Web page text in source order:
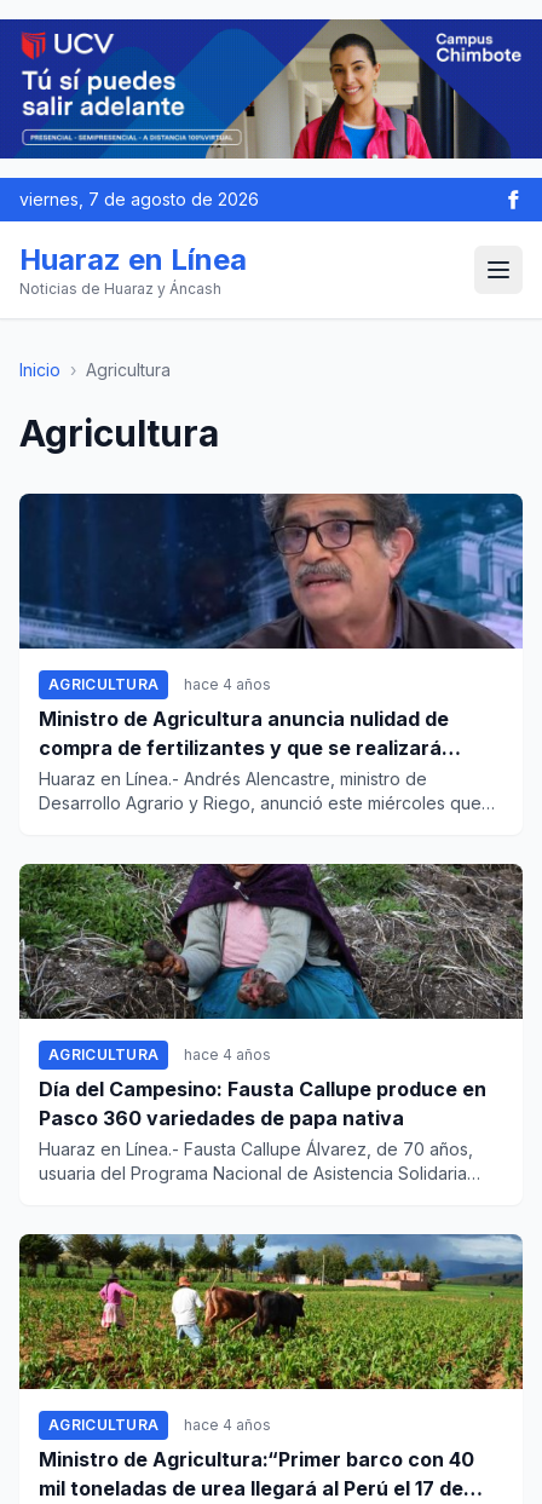
viernes, 7 de agosto de 2026
Huaraz en Línea
Noticias de Huaraz y Áncash
Inicio › Agricultura
Agricultura
AGRICULTURA hace 4 años
Ministro de Agricultura anuncia nulidad de
compra de fertilizantes y que se realizará
nueva licitación
Huaraz en Línea.- Andrés Alencastre, ministro de
Desarrollo Agrario y Riego, anunció este miércoles que
AGRICULTURA hace 4 años
Día del Campesino: Fausta Callupe produce en
Pasco 360 variedades de papa nativa
Huaraz en Línea.- Fausta Callupe Álvarez, de 70 años,
usuaria del Programa Nacional de Asistencia Solidaria
AGRICULTURA hace 4 años
Ministro de Agricultura:“Primer barco con 40
mil toneladas de urea llegará al Perú el 17 de